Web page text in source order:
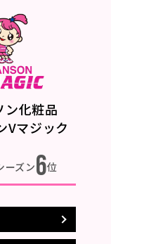
ン化粧品
Vマジック
ーズン6位